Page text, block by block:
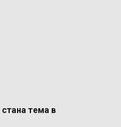
тема в